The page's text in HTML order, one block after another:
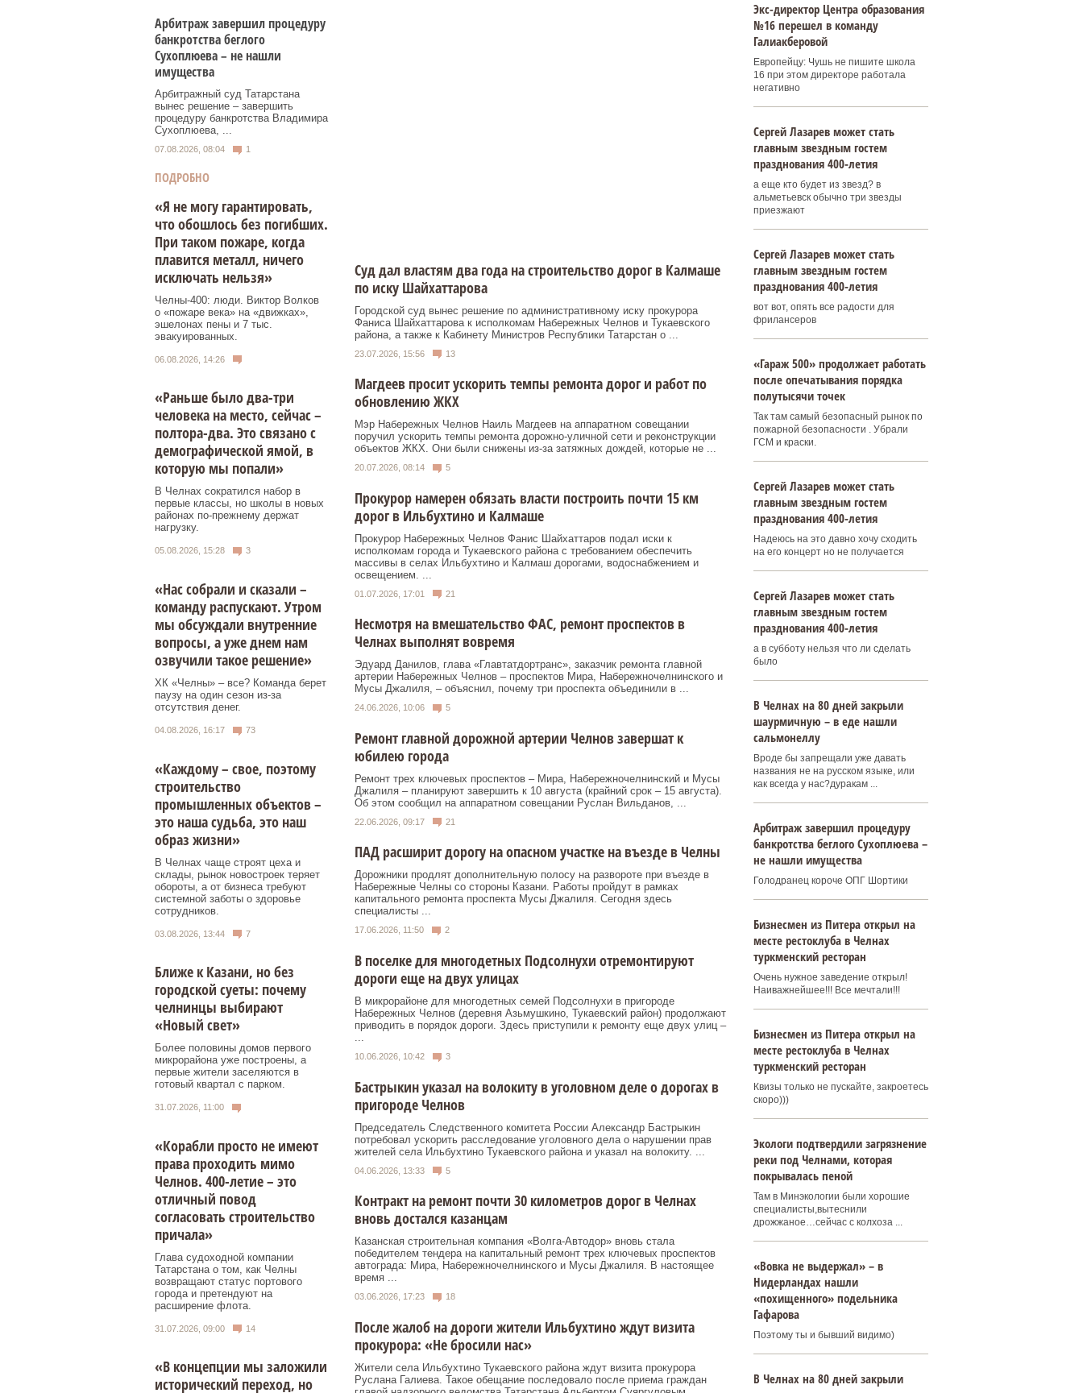
Арбитраж завершил процедуру
банкротства беглого
Сухоплюева – не нашли
имущества
Арбитражный суд Татарстана
вынес решение – завершить
процедуру банкротства Владимира
Сухоплюева, ...
07.08.2026, 08:04 1
ПОДРОБНО
«Я не могу гарантировать,
что обошлось без погибших.
При таком пожаре, когда
плавится металл, ничего
исключать нельзя»
Челны-400: люди. Виктор Волков
о «пожаре века» на «движках»,
эшелонах пены и 7 тыс.
эвакуированных.
06.08.2026, 14:26
«Раньше было два-три
человека на место, сейчас –
полтора-два. Это связано с
демографической ямой, в
которую мы попали»
В Челнах сократился набор в
первые классы, но школы в новых
районах по-прежнему держат
нагрузку.
05.08.2026, 15:28 3
«Нас собрали и сказали –
команду распускают. Утром
мы обсуждали внутренние
вопросы, а уже днем нам
озвучили такое решение»
ХК «Челны» – все? Команда берет
паузу на один сезон из-за
отсутствия денег.
04.08.2026, 16:17 73
«Каждому – свое, поэтому
строительство
промышленных объектов –
это наша судьба, это наш
образ жизни»
В Челнах чаще строят цеха и
склады, рынок новостроек теряет
обороты, а от бизнеса требуют
системной заботы о здоровье
сотрудников.
03.08.2026, 13:44 7
Ближе к Казани, но без
городской суеты: почему
челнинцы выбирают
«Новый свет»
Более половины домов первого
микрорайона уже построены, а
первые жители заселяются в
готовый квартал с парком.
31.07.2026, 11:00
«Корабли просто не имеют
права проходить мимо
Челнов. 400-летие – это
отличный повод
согласовать строительство
причала»
Глава судоходной компании
Татарстана о том, как Челны
возвращают статус портового
города и претендуют на
расширение флота.
31.07.2026, 09:00 14
«В концепции мы заложили
исторический переход, но
Суд дал властям два года на строительство дорог в Калмаше
по иску Шайхаттарова
Городской суд вынес решение по административному иску прокурора
Фаниса Шайхаттарова к исполкомам Набережных Челнов и Тукаевского
района, а также к Кабинету Министров Республики Татарстан о ...
23.07.2026, 15:56 13
Магдеев просит ускорить темпы ремонта дорог и работ по
обновлению ЖКХ
Мэр Набережных Челнов Наиль Магдеев на аппаратном совещании
поручил ускорить темпы ремонта дорожно‑уличной сети и реконструкции
объектов ЖКХ. Они были снижены из‑за затяжных дождей, которые не ...
20.07.2026, 08:14 5
Прокурор намерен обязать власти построить почти 15 км
дорог в Ильбухтино и Калмаше
Прокурор Набережных Челнов Фанис Шайхаттаров подал иски к
исполкомам города и Тукаевского района с требованием обеспечить
массивы в селах Ильбухтино и Калмаш дорогами, водоснабжением и
освещением. ...
01.07.2026, 17:01 21
Несмотря на вмешательство ФАС, ремонт проспектов в
Челнах выполнят вовремя
Эдуард Данилов, глава «Главтатдортранс», заказчик ремонта главной
артерии Набережных Челнов – проспектов Мира, Набережночелнинского и
Мусы Джалиля, – объяснил, почему три проспекта объединили в ...
24.06.2026, 10:06 5
Ремонт главной дорожной артерии Челнов завершат к
юбилею города
Ремонт трех ключевых проспектов – Мира, Набережночелнинский и Мусы
Джалиля – планируют завершить к 10 августа (крайний срок – 15 августа).
Об этом сообщил на аппаратном совещании Руслан Вильданов, ...
22.06.2026, 09:17 21
ПАД расширит дорогу на опасном участке на въезде в Челны
Дорожники продлят дополнительную полосу на развороте при въезде в
Набережные Челны со стороны Казани. Работы пройдут в рамках
капитального ремонта проспекта Мусы Джалиля. Сегодня здесь
специалисты ...
17.06.2026, 11:50 2
В поселке для многодетных Подсолнухи отремонтируют
дороги еще на двух улицах
В микрорайоне для многодетных семей Подсолнухи в пригороде
Набережных Челнов (деревня Азьмушкино, Тукаевский район) продолжают
приводить в порядок дороги. Здесь приступили к ремонту еще двух улиц –
...
10.06.2026, 10:42 3
Бастрыкин указал на волокиту в уголовном деле о дорогах в
пригороде Челнов
Председатель Следственного комитета России Александр Бастрыкин
потребовал ускорить расследование уголовного дела о нарушении прав
жителей села Ильбухтино Тукаевского района и указал на волокиту. ...
04.06.2026, 13:33 5
Контракт на ремонт почти 30 километров дорог в Челнах
вновь достался казанцам
Казанская строительная компания «Волга‑Автодор» вновь стала
победителем тендера на капитальный ремонт трех ключевых проспектов
автограда: Мира, Набережночелнинского и Мусы Джалиля. В настоящее
время ...
03.06.2026, 17:23 18
После жалоб на дороги жители Ильбухтино ждут визита
прокурора: «Не бросили нас»
Жители села Ильбухтино Тукаевского района ждут визита прокурора
Руслана Галиева. Такое обещание последовало после приема граждан
Экс-директор Центра образования
№16 перешел в команду
Галиакберовой
Европейцу: Чушь не пишите школа
16 при этом директоре работала
негативно
Сергей Лазарев может стать
главным звездным гостем
празднования 400‑летия
а еще кто будет из звезд? в
альметьевск обычно три звезды
приезжают
Сергей Лазарев может стать
главным звездным гостем
празднования 400‑летия
вот вот, опять все радости для
фрилансеров
«Гараж 500» продолжает работать
после опечатывания порядка
полутысячи точек
Так там самый безопасный рынок по
пожарной безопасности . Убрали
ГСМ и краски.
Сергей Лазарев может стать
главным звездным гостем
празднования 400‑летия
Надеюсь на это давно хочу сходить
на его концерт но не получается
Сергей Лазарев может стать
главным звездным гостем
празднования 400‑летия
а в субботу нельзя что ли сделать
было
В Челнах на 80 дней закрыли
шаурмичную – в еде нашли
сальмонеллу
Вроде бы запрещали уже давать
названия не на русском языке, или
как всегда у нас?дуракам ...
Арбитраж завершил процедуру
банкротства беглого Сухоплюева –
не нашли имущества
Голодранец короче ОПГ Шортики
Бизнесмен из Питера открыл на
месте рестоклуба в Челнах
туркменский ресторан
Очень нужное заведение открыл!
Наиважнейшее!!! Все мечтали!!!
Бизнесмен из Питера открыл на
месте рестоклуба в Челнах
туркменский ресторан
Квизы только не пускайте, закроетесь
скоро)))
Экологи подтвердили загрязнение
реки под Челнами, которая
покрывалась пеной
Там в Минэкологии были хорошие
специалисты,вытеснили
дрожжаное…сейчас с колхоза ...
«Вовка не выдержал» – в
Нидерландах нашли
«похищенного» подельника
Гафарова
Поэтому ты и бывший видимо)
В Челнах на 80 дней закрыли